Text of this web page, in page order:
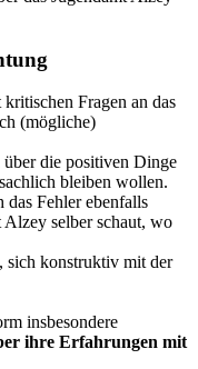
Fragen an das
(mögliche)
über die positiven Dinge
bleiben wollen.
das Fehler ebenfalls
Alzey selber schaut, wo
sich konstruktiv mit der
insbesondere
ihre Erfahrungen mit